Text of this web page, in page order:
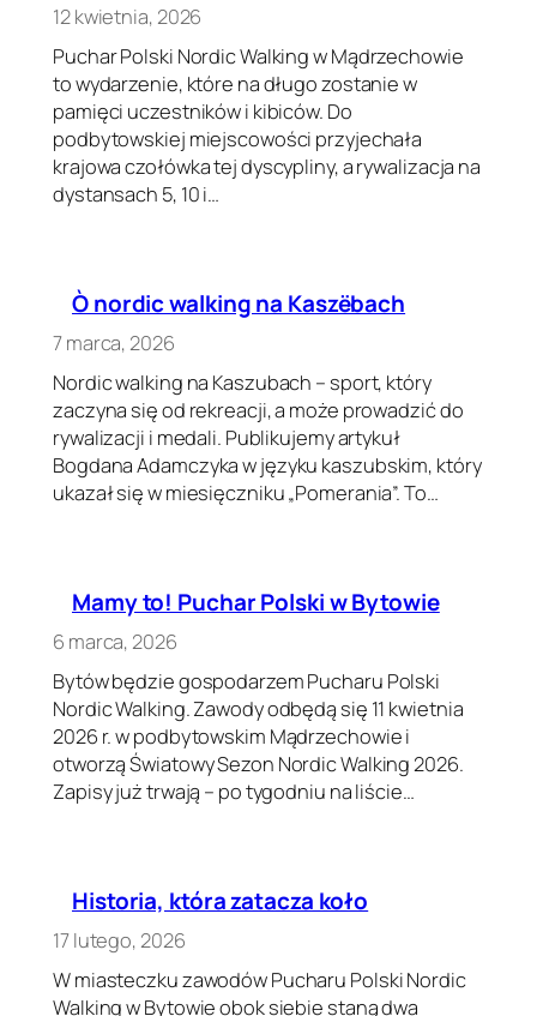
12 kwietnia, 2026
Puchar Polski Nordic Walking w Mądrzechowie
to wydarzenie, które na długo zostanie w
pamięci uczestników i kibiców. Do
podbytowskiej miejscowości przyjechała
krajowa czołówka tej dyscypliny, a rywalizacja na
dystansach 5, 10 i…
Ò nordic walking na Kaszëbach
7 marca, 2026
Nordic walking na Kaszubach – sport, który
zaczyna się od rekreacji, a może prowadzić do
rywalizacji i medali. Publikujemy artykuł
Bogdana Adamczyka w języku kaszubskim, który
ukazał się w miesięczniku „Pomerania”. To…
Mamy to! Puchar Polski w Bytowie
6 marca, 2026
Bytów będzie gospodarzem Pucharu Polski
Nordic Walking. Zawody odbędą się 11 kwietnia
2026 r. w podbytowskim Mądrzechowie i
otworzą Światowy Sezon Nordic Walking 2026.
Zapisy już trwają – po tygodniu na liście…
Historia, która zatacza koło
17 lutego, 2026
W miasteczku zawodów Pucharu Polski Nordic
Walking w Bytowie obok siebie staną dwa